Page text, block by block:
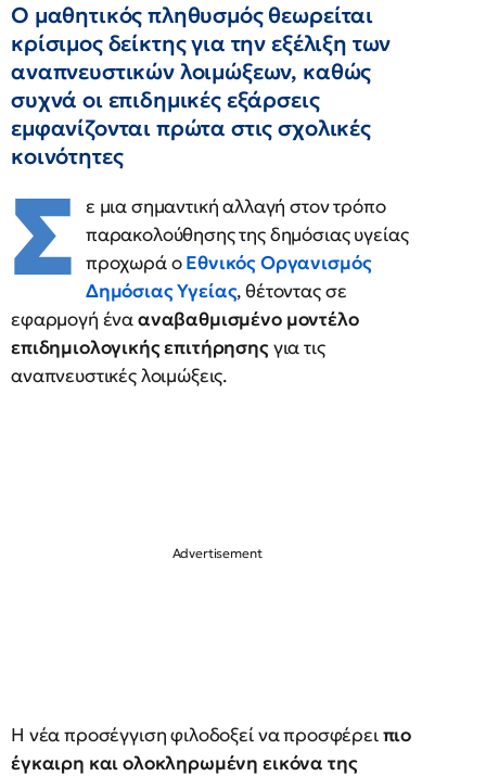
Ο μαθητικός πληθυσμός θεωρείται
κρίσιμος δείκτης για την εξέλιξη των
αναπνευστικών λοιμώξεων, καθώς
συχνά οι επιδημικές εξάρσεις
εμφανίζονται πρώτα στις σχολικές
κοινότητες
Σ ε μια σημαντική αλλαγή στον τρόπο
παρακολούθησης της δημόσιας υγείας
προχωρά οΕθνικός Οργανισμός
Δημόσιας Υγείας, θέτοντας σε
εφαρμογή ένααναβαθμισμένο μοντέλο
επιδημιολογικής επιτήρησηςγια τις
αναπνευστικές λοιμώξεις.
Η νέα προσέγγιση φιλοδοξεί να προσφέρειπιο
έγκαιρη και ολοκληρωμένη εικόνα της